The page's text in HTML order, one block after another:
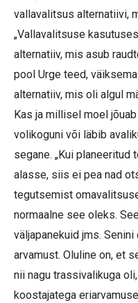
vallavalitsus alternatiivi,
„Vallavalitsuse
alternatiiv, mis asub
pool Urge teed,
alternatiiv, mis oli algul
Kas ja millisel moel
volikoguni või läbib
segane. „Kui planeeritud
alasse, siis ei pea nad
tegutsemist
normaalne see oleks.
väljapanekuid jms.
arvamust. Oluline on, et
nii nagu trassivalikuga
koostajatega